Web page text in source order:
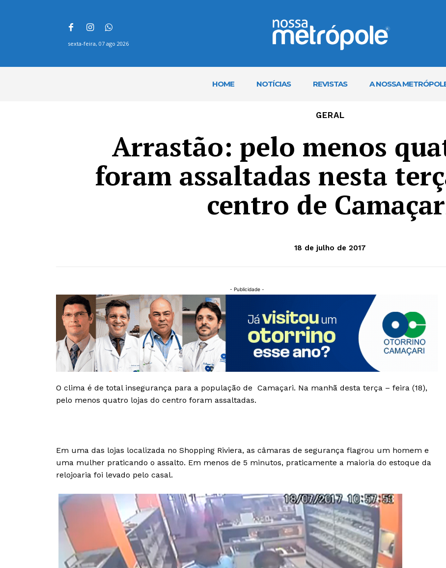
sexta-feira, 07 ago 2026
HOME NOTÍCIAS REVISTAS A NOSSA
GERAL
Arrastão: pelo menos
foram assaltadas nesta
centro de
18 de julho de 2017
- Publicidade -
O clima é de total insegurança para a população de Camaçari. Na manhã desta terça – feira (18),
pelo menos quatro lojas do centro foram assaltadas.
Em uma das lojas localizada no Shopping Riviera, as câmaras de segurança flagrou um homem e
uma mulher praticando o assalto. Em menos de 5 minutos, praticamente a maioria do estoque da
relojoaria foi levado pelo casal.